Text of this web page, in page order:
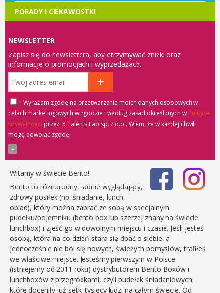
PORADY I CIEKAWOSTKI
NEWSLETTER
Zapisz się do newslettera, aby otrzymywać zniżki oraz
informacje o promocjach i wyprzedażach.
* Wyrażam zgodę na przetwarzanie moich danych osobowych w
celach marketingowych w zgodzie i według zasad określonych w Polityce
prywatności
przez: 5 Talents Lab sp. z o.o.. Wiem, że w każdej chwili
mogę odwołać zgodę.
Witamy w świecie Bento!
Bento to różnorodny, ładnie wyglądający,
zdrowy posiłek (np. śniadanie, lunch,
obiad), który można zabrać ze sobą w specjalnym
pudełku/pojemniku (bento box lub szerzej znany na świecie
lunchbox) i zjeść go w dowolnym miejscu i czasie. Jeśli jesteś
osobą, która na co dzień stara się dbać o siebie, a
jednocześnie nie boi się nowych, świeżych pomysłów, trafiłeś
we właściwe miejsce. Jesteśmy pierwszym w Polsce
(istniejemy od 2011 roku) dystrybutorem Bento Boxów i
lunchboxów z przegródkami, czyli pudełek śniadaniowych,
które doceniły już setki tysięcy ludzi na całym świecie. Od